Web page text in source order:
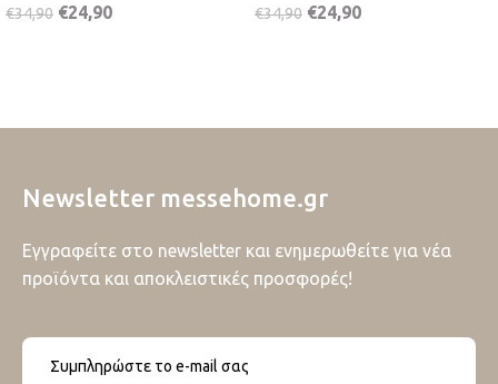
€34,90 €24,90 €34,90 €24,90
Newsletter messehome.gr
Εγγραφείτε στο newsletter και ενημερωθείτε για νέα
προϊόντα και αποκλειστικές προσφορές!